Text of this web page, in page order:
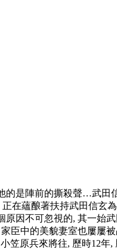
的是陣前的撕殺聲…武田
在蘊酿著扶持武田信玄
因不可忽視的, 其一始
臣中的美貌妻室也屢屢
原兵來將往, 歷時12年,